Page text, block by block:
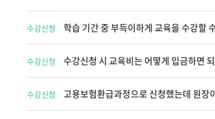
현장밀착 유
의 신나는 여
개정 누리과
수강신청 학습 기간 중 부득이하게 교육을 수강할
수강신청 수강신청 시 교육비는 어떻게 입금하면
수강신청 고용보험환급과정으로 신청했는데 원장